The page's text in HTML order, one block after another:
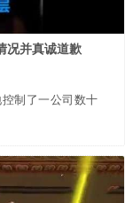
况并真诚道歉
制了一公司数十